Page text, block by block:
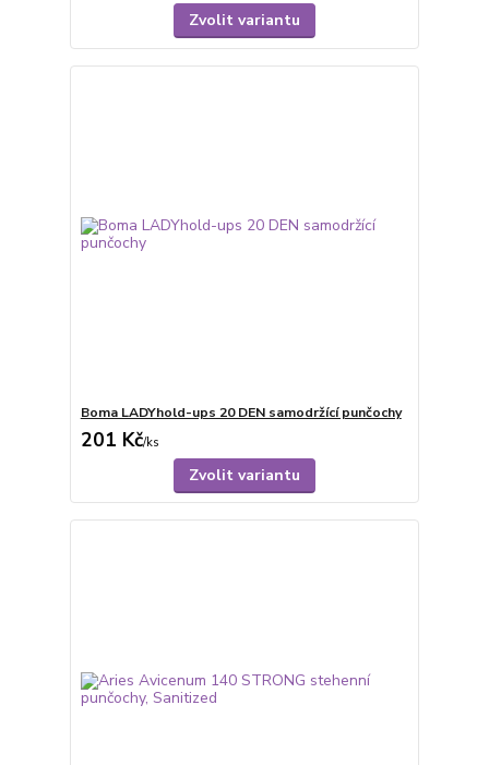
Zvolit variantu
Boma LADYhold-ups 20 DEN samodržící punčochy
201 Kč/ks
Zvolit variantu